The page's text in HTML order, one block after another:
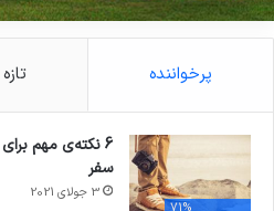
پرخواننده تازه
6 نکته‌ی مهم
سفر
3 جولای 2021